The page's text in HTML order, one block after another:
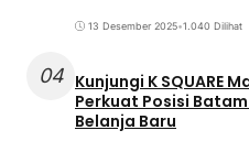
13 Desember 2025•1.040 Dilihat
04 Kunjungi K SQUARE
Perkuat Posisi
Belanja Baru